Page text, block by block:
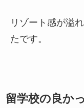
リゾート感が溢
たです。
留学校の良か